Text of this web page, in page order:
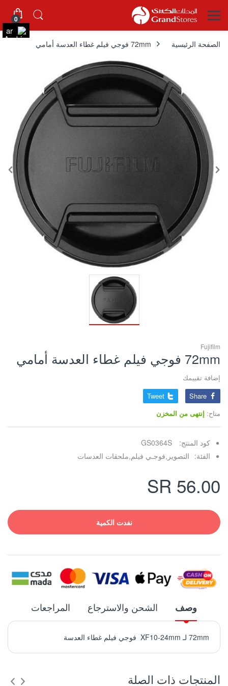
0
الصفحة الرئيسية 72mm فوجي فيلم غطاء العدسة أمامي
Fujifilm
72mm فوجي فيلم غطاء العدسة أمامي
إضافة تقييمك
Share
Tweet
متاح: إنتهى من المخزن
كود المنتج:
GS0364S
الفئة: التصوير,فوجـي فيلم,ملحقات العدسات
56.00 SR
نفدت الكمية
وصف الشحن والاسترجاع المراجعات
72mm لـ XF10-24mm فوجي فيلم غطاء العدسة
المنتجات ذات الصلة
ar